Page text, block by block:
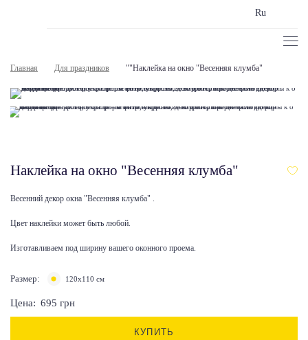
Ru
Главная Для праздников ""Наклейка на окно "Весенняя клумба"
Наклейка на окно "Весенняя клумба"
Весенний декор окна "Весенняя клумба" .
Цвет наклейки может быть любой.
Изготавливаем под ширину вашего оконного проема.
Размер: 120х110 см
Цена: 695 грн
КУПИТЬ